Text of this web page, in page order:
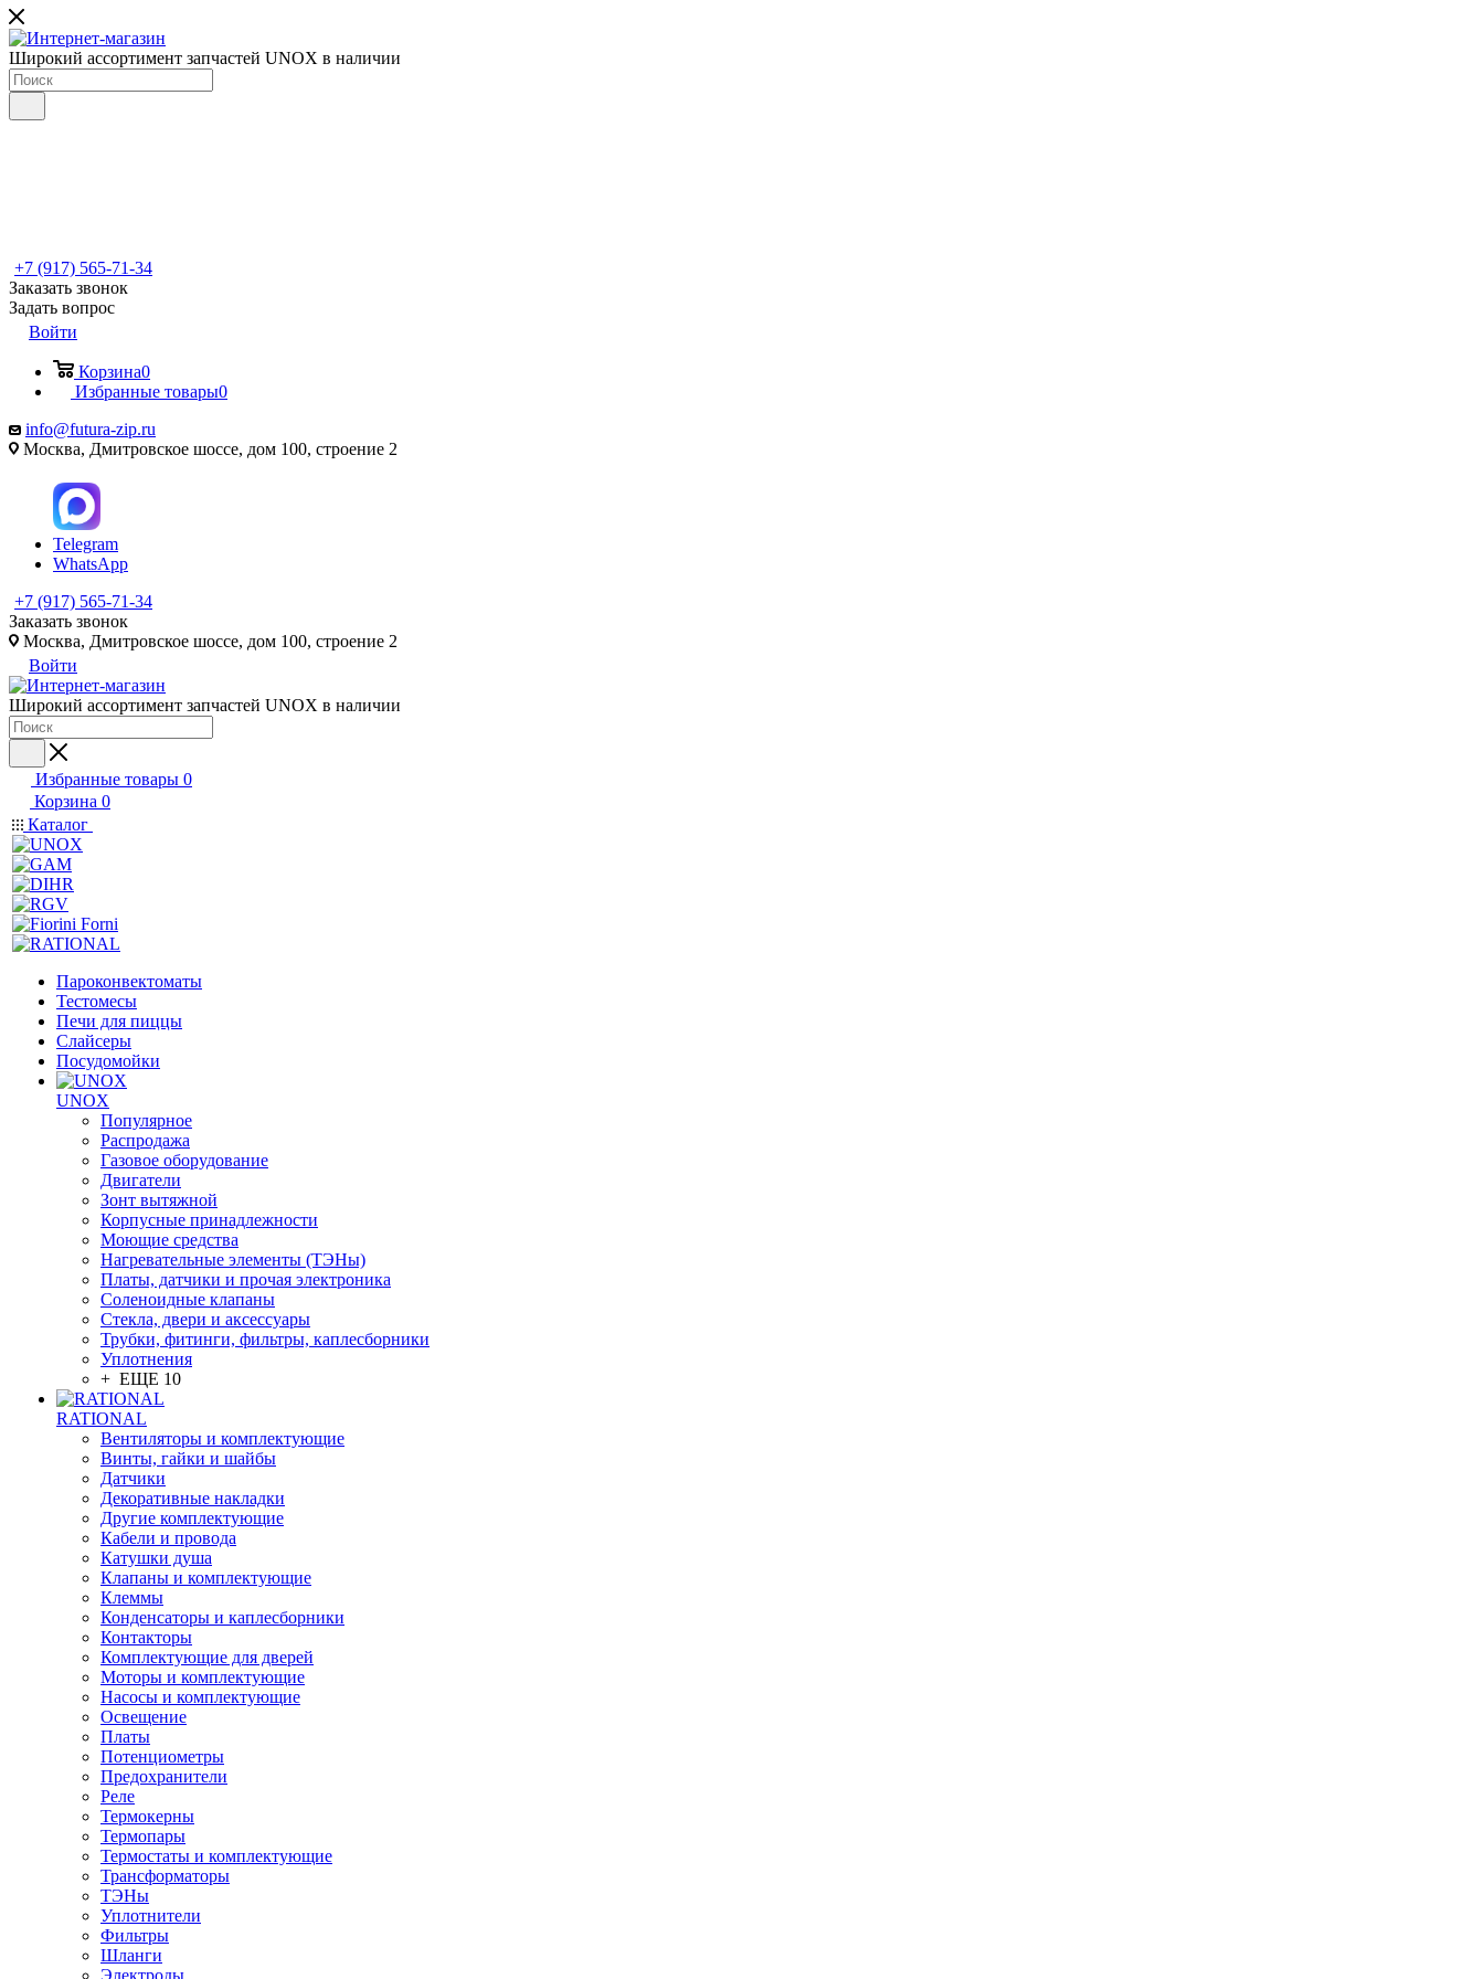
Широкий ассортимент запчастей UNOX в наличии
+7 (917) 565-71-34
Заказать звонок
Задать вопрос
Войти
Корзина0
Избранные товары0
info@futura-zip.ru
Москва, Дмитровское шоссе, дом 100, строение 2
Telegram
WhatsApp
+7 (917) 565-71-34
Заказать звонок
Москва, Дмитровское шоссе, дом 100, строение 2
Войти
Широкий ассортимент запчастей UNOX в наличии
Избранные товары 0
Корзина 0
Каталог
Пароконвектоматы
Тестомесы
Печи для пиццы
Слайсеры
Посудомойки
UNOX
Популярное
Распродажа
Газовое оборудование
Двигатели
Зонт вытяжной
Корпусные принадлежности
Моющие средства
Нагревательные элементы (ТЭНы)
Платы, датчики и прочая электроника
Соленоидные клапаны
Стекла, двери и аксессуары
Трубки, фитинги, фильтры, каплесборники
Уплотнения
+ ЕЩЕ 10
RATIONAL
Вентиляторы и комплектующие
Винты, гайки и шайбы
Датчики
Декоративные накладки
Другие комплектующие
Кабели и провода
Катушки душа
Клапаны и комплектующие
Клеммы
Конденсаторы и каплесборники
Контакторы
Комплектующие для дверей
Моторы и комплектующие
Насосы и комплектующие
Освещение
Платы
Потенциометры
Предохранители
Реле
Термокерны
Термопары
Термостаты и комплектующие
Трансформаторы
ТЭНы
Уплотнители
Фильтры
Шланги
Электроды